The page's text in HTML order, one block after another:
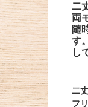
二
両
随
す。
し
二
フ